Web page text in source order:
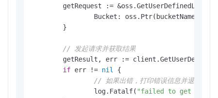
		Bucket: oss.Ptr(bucketName),
// 发起请求并获取结果
if err != nil {
// 如果出错，打印错误信息并退出
		log.Fatalf(
"failed to get user